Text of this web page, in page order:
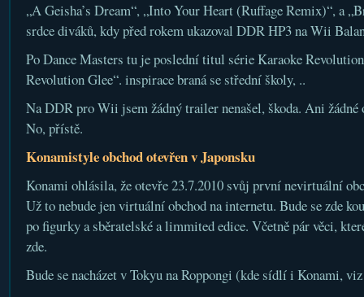
„A Geisha’s Dream“, „Into Your Heart (Ruffage Remix)“, a
srdce diváků, kdy před rokem ukazoval DDR HP3 na Wii
Po Dance Masters tu je poslední titul série Karaoke
Revolution Glee“. inspirace braná se střední školy, ..
Na DDR pro Wii jsem žádný trailer nenašel, škoda. Ani žádné
No, přístě.
Konamistyle obchod otevřen v Japonsku
Konami ohlásila, že otevře 23.7.2010 svůj první nevirtuální
Už to nebude jen virtuální obchod na internetu. Bude se zde
po figurky a sběratelské a limmited edice. Včetně pár věci,
zde.
Bude se nacházet v Tokyu na Roppongi (kde sídlí i Konami,